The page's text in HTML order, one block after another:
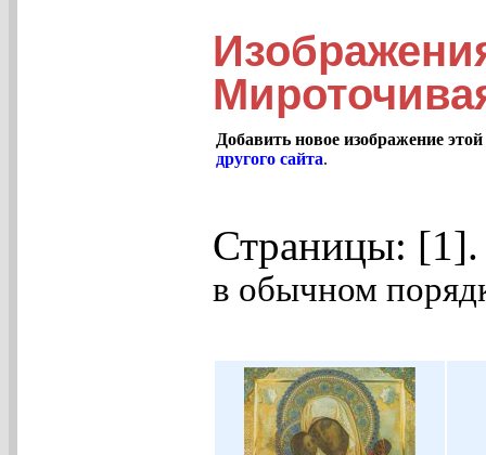
Добавить новое изображение
другого сайта.
Страницы:
в обычном